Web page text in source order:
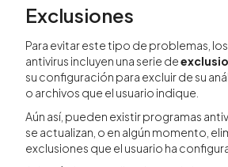
Exclusiones
Para evitar este tipo de problemas,
antivirus incluyen una serie de
su configuración para excluir de su
o archivos que el usuario indique.
Aún así, pueden existir programas
se actualizan, o en algún momento,
exclusiones que el usuario ha